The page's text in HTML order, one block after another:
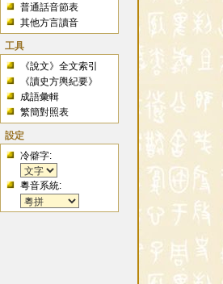
普通話音節表
其他方言讀音
工具
《說文》全文索引
《讀史方輿紀要》
成語彙輯
繁簡對照表
設定
冷僻字:
粵音系統: